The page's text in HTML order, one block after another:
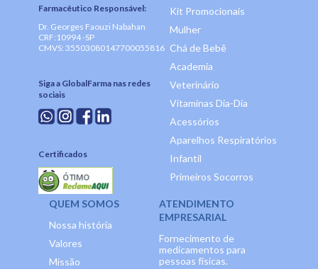
Farmacêutico Responsável:
Dr. Georges Faouzi Nabahan
CRF:10994 -SP
CMVS: 35503080147700055816
Siga a GlobalFarma nas redes
sociais
Certificados
Kit Promocionais
Mulher
Chá de Bebê
Academia
Veterinário
Vitaminas Dia-Dia
Acessórios
Aparelhos Respiratórios
Infantil
Primeiros Socorros
QUEM SOMOS
Nossa história
Valores
Missão
ATENDIMENTO
EMPRESARIAL
Fornecimento de
medicamentos para
pessoas físicas.